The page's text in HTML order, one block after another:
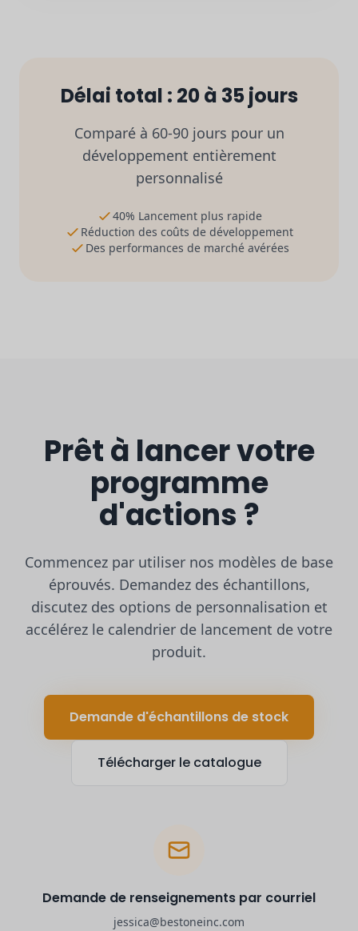
Délai total : 20 à 35 jours
Comparé à 60-90 jours pour un
développement entièrement
personnalisé
40% Lancement plus rapide
Réduction des coûts de développement
Des performances de marché avérées
Prêt à lancer votre
programme
d'actions ?
Commencez par utiliser nos modèles de base
éprouvés. Demandez des échantillons,
discutez des options de personnalisation et
accélérez le calendrier de lancement de votre
produit.
Demande d'échantillons de stock
Télécharger le catalogue
Demande de renseignements par courriel
jessica@bestoneinc.com